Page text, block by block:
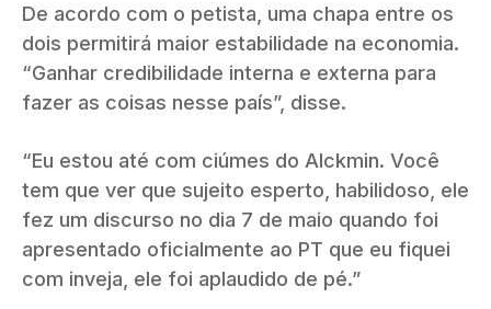
De acordo com o petista, uma chapa entre os
dois permitirá maior estabilidade na economia.
“Ganhar credibilidade interna e externa para
fazer as coisas nesse país”, disse.
“Eu estou até com ciúmes do Alckmin. Você
tem que ver que sujeito esperto, habilidoso, ele
fez um discurso no dia 7 de maio quando foi
apresentado oficialmente ao PT que eu fiquei
com inveja, ele foi aplaudido de pé.”